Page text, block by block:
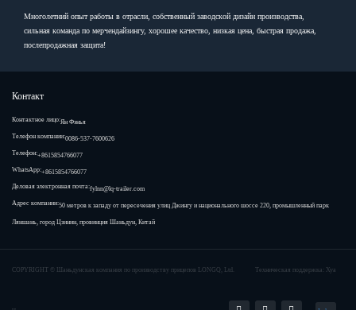
Контакт
Контактное лицо:Ян Фэнья
Телефон компании:0086-537-7600626
Телефон:+8615854766077
WhatsApp:+8615854766077
Деловая электронная почта:fylnn@lq-trailer.com
Адрес компании:50 метров к западу от пересечения улиц Джингу и национального шоссе 220, промышленный парк
Ляншань, город Цзинин, провинция Шаньдун, Китай
Многолетний опыт работы в отрасли, собственный заводской дизайн производства,
сильная команда по мерчендайзингу, хорошее качество, низкая цена, быстрая продажа,
послепродажная защита!
COPYRIGHT © Шаньдунская компания по производству прицепов LONGQ, Ltd. Техническая поддержка: Хуа